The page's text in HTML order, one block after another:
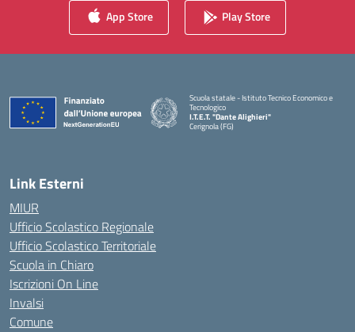
App Store Play Store
Scuola statale - Istituto Tecnico Economico e
Tecnologico
I.T.E.T. "Dante Alighieri"
Cerignola (FG)
— Visita la pagina iniziale della scuola
Link Esterni
MIUR
Ufficio Scolastico Regionale
Ufficio Scolastico Territoriale
Scuola in Chiaro
Iscrizioni On Line
Invalsi
Comune